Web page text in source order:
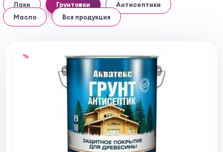
Лаки Грунтовки
Антисептики
Масло
Вся продукция
%